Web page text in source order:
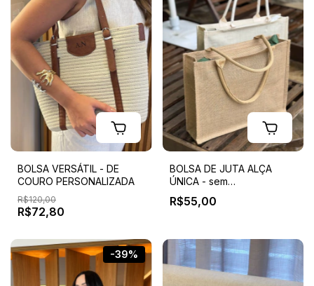
BOLSA VERSÁTIL - DE
COURO PERSONALIZADA
R$120,00
R$72,80
BOLSA DE JUTA ALÇA
ÚNICA - sem
personalização
R$55,00
-39%